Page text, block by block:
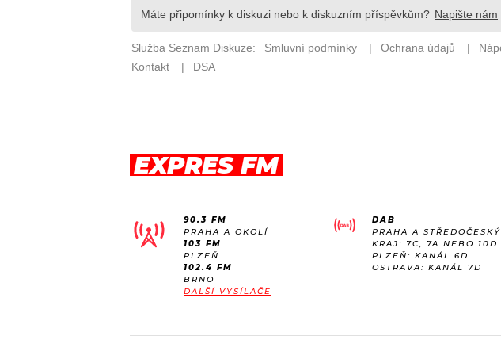
EXPRES FM
90.3 FM
PRAHA A OKOLÍ
103 FM
PLZEŇ
102.4 FM
BRNO
DALŠÍ VYSÍLAČE
DAB
PRAHA A STŘEDOČESKÝ
KRAJ: 7C, 7A NEBO 10D
PLZEŇ: KANÁL 6D
OSTRAVA: KANÁL 7D